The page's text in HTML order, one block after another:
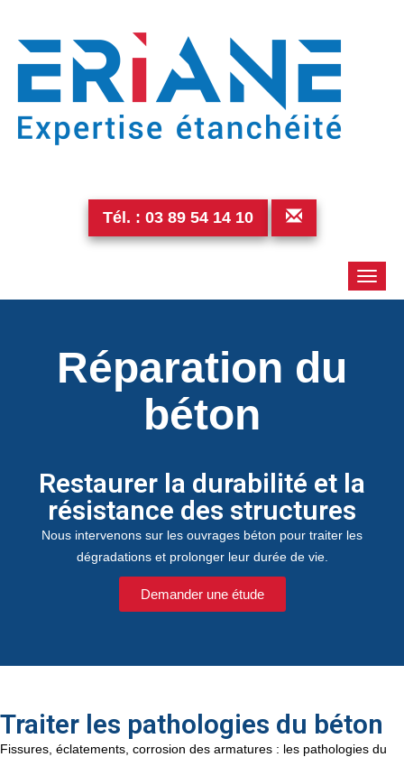
Tél. : 03 89 54 14 10
Toggle
Réparation du
béton
Restaurer la durabilité et la
résistance des structures
Nous intervenons sur les ouvrages béton pour traiter les
dégradations et prolonger leur durée de vie.
Demander une étude
Traiter les pathologies du béton
Fissures, éclatements, corrosion des armatures : les pathologies du